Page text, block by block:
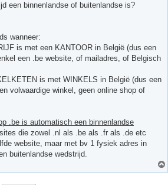
een binnenlandse of buitenlandse is?
wanneer:
is met een KANTOOR in België (dus een
een .be website, of mailadres, of Belgisch
is met WINKELS in België (dus een
volwaardige winkel, geen online shop of
.be is automatisch een binnenlandse
die zowel .nl als .be als .fr als .de etc
website, maar met bv 1 fysiek adres in
buitenlandse wedstrijd.